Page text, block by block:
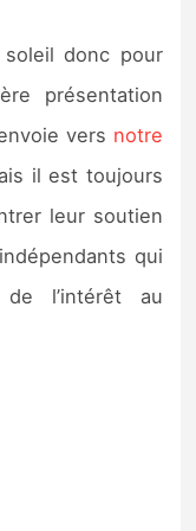
donc pour
présentation
vers notre
il est toujours
leur soutien
qui
l’intérêt au